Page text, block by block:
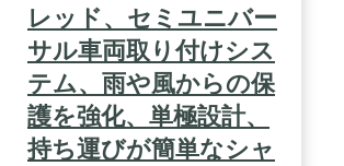
レッド、セミユニバー
サル車両取り付けシス
テム、雨や風からの保
護を強化、単極設計、
持ち運びが簡単なシャ